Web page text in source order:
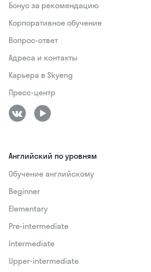
Бонус за рекомендацию
Корпоративное обучение
Вопрос-ответ
Адреса и контакты
Карьера в Skyeng
Пресс-центр
Английский по уровням
Обучение английскому
Beginner
Elementary
Pre-intermediate
Intermediate
Upper-intermediate